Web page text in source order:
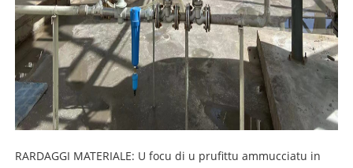
RARDAGGI MATERIALE: U focu di u prufittu ammucciatu in